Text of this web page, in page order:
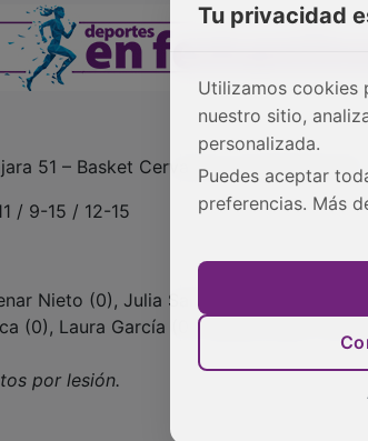
51 – Basket Cervantes Ciudad Real 50
/ 9-15 / 12-15
Nieto (0), Julia Salamanca (2),
(0), Laura García (0), Sandra Sanz (16),
por lesión.
Tu privacidad
Utilizamos cookies
nuestro sitio,
personalizada.
Puedes aceptar
preferencias. Más